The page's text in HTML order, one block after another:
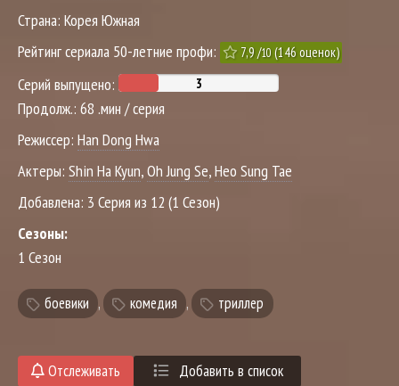
Страна: Корея Южная
Рейтинг сериала 50-летние профи:
7,9/10(146оценок)
Серий выпущено:
Продолж.: 68 .мин / серия
Режиссер: Han Dong Hwa
Актеры: Shin Ha Kyun,Oh Jung Se,Heo Sung Tae
Добавлена: 3 Серия из 12 (1 Сезон)
Сезоны:
1 Сезон
боевики , комедия , триллер
Отслеживать
Добавить в список